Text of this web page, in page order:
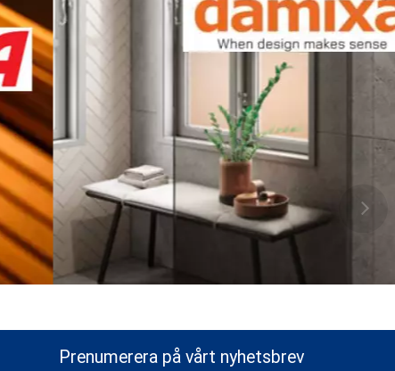
Prenumerera på vårt nyhetsbrev